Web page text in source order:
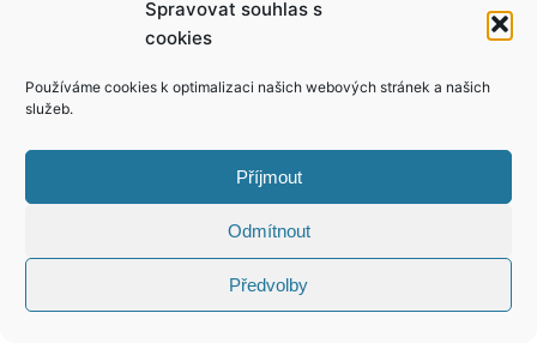
Spravovat souhlas s
cookies
Používáme cookies k optimalizaci našich webových stránek a našich
služeb.
Příjmout
Odmítnout
Předvolby
Copyright © 2026 VIP Bulvár, All Rights
Reserved